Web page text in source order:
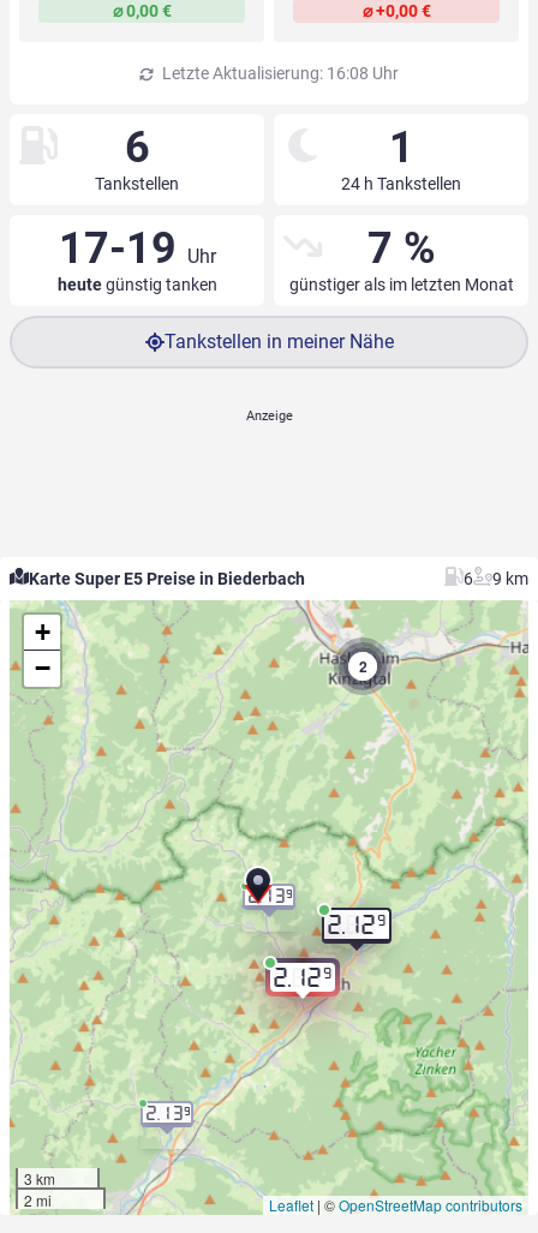
⌀ 0,00 € ⌀ +0,00 €
Letzte Aktualisierung: 16:08 Uhr
6
Tankstellen
1
24 h Tankstellen
17-19 Uhr
heutegünstig tanken
7 %
günstiger als im letzten Monat
Tankstellen in meiner Nähe
Karte Super E5 Preise in Biederbach 6 9 km
2.129
2.12 9
2.139
2.139
2
+
−
3 km
2 mi
Leaflet | ©OpenStreetMap contributors